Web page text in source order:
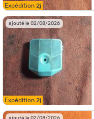
Expédition 2j
ajouté le 02/08/2026
Expédition 2j
ajouté le 02/08/2026